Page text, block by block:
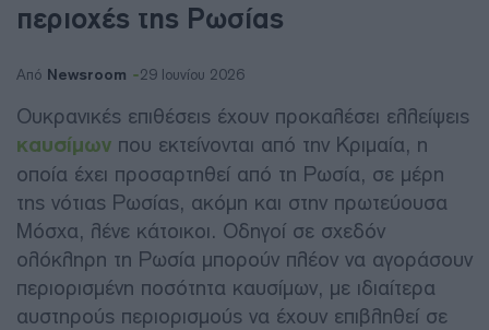
περιοχές της Ρωσίας
Από Newsroom 29 Ιουνίου 2026
Ουκρανικές επιθέσεις έχουν προκαλέσει ελλείψεις
καυσίμων που εκτείνονται από την Κριμαία, η
οποία έχει προσαρτηθεί από τη Ρωσία, σε μέρη
της νότιας Ρωσίας, ακόμη και στην πρωτεύουσα
Μόσχα, λένε κάτοικοι. Οδηγοί σε σχεδόν
ολόκληρη τη Ρωσία μπορούν πλέον να αγοράσουν
περιορισμένη ποσότητα καυσίμων, με ιδιαίτερα
αυστηρούς περιορισμούς να έχουν επιβληθεί σε